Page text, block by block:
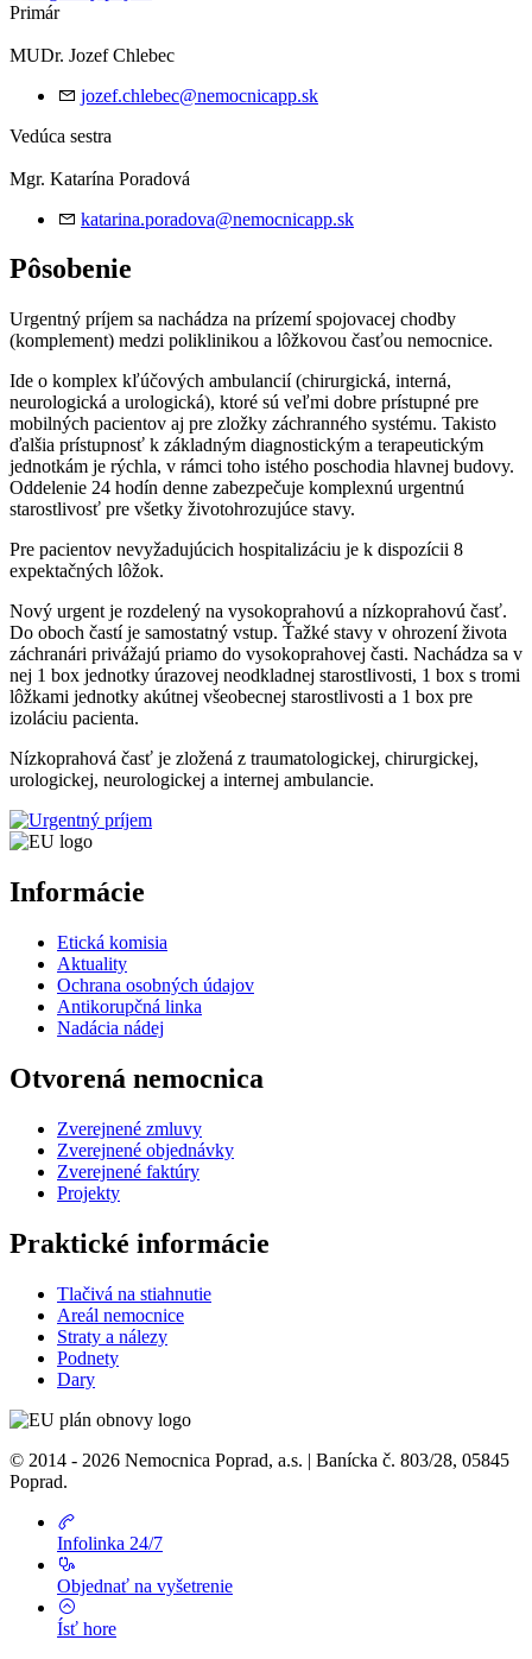
Primár
MUDr. Jozef Chlebec
jozef.chlebec@nemocnicapp.sk
Vedúca sestra
Mgr. Katarína Poradová
katarina.poradova@nemocnicapp.sk
Pôsobenie
Urgentný príjem sa nachádza na prízemí spojovacej chodby
(komplement) medzi poliklinikou a lôžkovou časťou nemocnice.
Ide o komplex kľúčových ambulancií (chirurgická, interná,
neurologická a urologická), ktoré sú veľmi dobre prístupné pre
mobilných pacientov aj pre zložky záchranného systému. Takisto
ďalšia prístupnosť k základným diagnostickým a terapeutickým
jednotkám je rýchla, v rámci toho istého poschodia hlavnej budovy.
Oddelenie 24 hodín denne zabezpečuje komplexnú urgentnú
starostlivosť pre všetky životohrozujúce stavy.
Pre pacientov nevyžadujúcich hospitalizáciu je k dispozícii 8
expektačných lôžok.
Nový urgent je rozdelený na vysokoprahovú a nízkoprahovú časť.
Do oboch častí je samostatný vstup. Ťažké stavy v ohrození života
záchranári privážajú priamo do vysokoprahovej časti. Nachádza sa v
nej 1 box jednotky úrazovej neodkladnej starostlivosti, 1 box s tromi
lôžkami jednotky akútnej všeobecnej starostlivosti a 1 box pre
izoláciu pacienta.
Nízkoprahová časť je zložená z traumatologickej, chirurgickej,
urologickej, neurologickej a internej ambulancie.
Informácie
Etická komisia
Aktuality
Ochrana osobných údajov
Antikorupčná linka
Nadácia nádej
Otvorená nemocnica
Zverejnené zmluvy
Zverejnené objednávky
Zverejnené faktúry
Projekty
Praktické informácie
Tlačivá na stiahnutie
Areál nemocnice
Straty a nálezy
Podnety
Dary
© 2014 - 2026 Nemocnica Poprad, a.s. | Banícka č. 803/28, 05845
Poprad.
Infolinka 24/7
Objednať na vyšetrenie
Ísť hore